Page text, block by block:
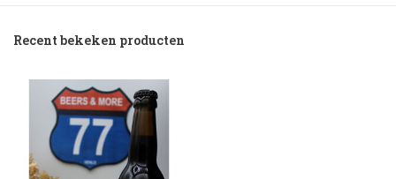
Recent bekeken producten